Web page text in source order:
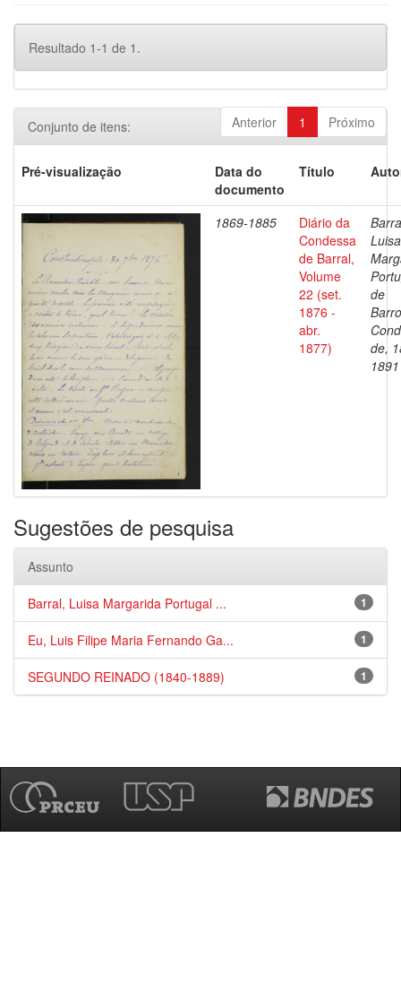
Resultado 1-1 de 1.
Anterior 1 Próximo
Conjunto de itens:
Pré-visualização
Data do
documento
Título
1869-1885
Diário da
Condessa
de Barral,
Volume
22 (set.
1876 -
abr.
1877)
Luisa
de
de,
1891
Sugestões de pesquisa
Assunto
1
Barral, Luisa Margarida Portugal ...
1
Eu, Luis Filipe Maria Fernando Ga...
1
SEGUNDO REINADO (1840-1889)